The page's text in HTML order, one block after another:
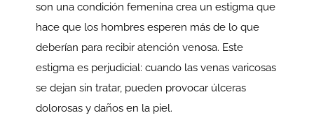
son una condición femenina crea un estigma que
hace que los hombres esperen más de lo que
deberían para recibir atención venosa. Este
estigma es perjudicial: cuando las venas varicosas
se dejan sin tratar, pueden provocar úlceras
dolorosas y daños en la piel.